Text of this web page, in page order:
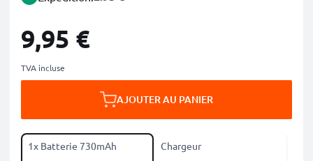
9,95 €
TVA incluse
AJOUTER AU PANIER
1x Batterie 730mAh Chargeur